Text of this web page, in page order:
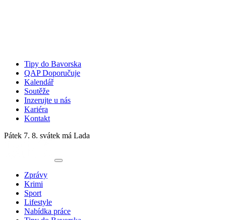
Tipy do Bavorska
QAP Doporučuje
Kalendář
Soutěže
Inzerujte u nás
Kariéra
Kontakt
Pátek 7. 8. svátek má Lada
Zprávy
Krimi
Sport
Lifestyle
Nabídka práce